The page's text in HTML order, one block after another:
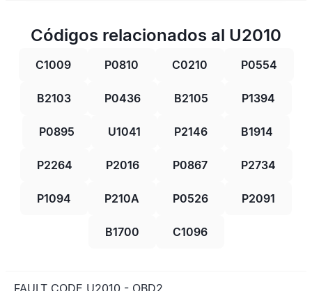
Códigos relacionados al U2010
C1009 P0810 C0210 P0554
B2103 P0436 B2105 P1394
P0895 U1041 P2146 B1914
P2264 P2016 P0867 P2734
P1094 P210A P0526 P2091
B1700 C1096
FAULT CODE U2010 - OBD2